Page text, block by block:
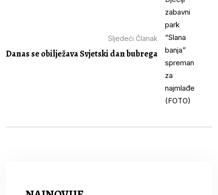
Sljedeći Članak
Danas se obilježava Svjetski dan bubrega